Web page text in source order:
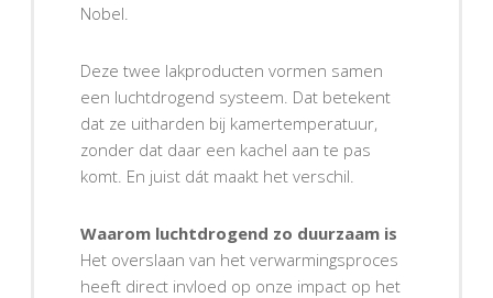
Nobel.
Deze twee lakproducten vormen samen
een luchtdrogend systeem. Dat betekent
dat ze uitharden bij kamertemperatuur,
zonder dat daar een kachel aan te pas
komt. En juist dát maakt het verschil.
Waarom luchtdrogend zo duurzaam is
Het overslaan van het verwarmingsproces
heeft direct invloed op onze impact op het